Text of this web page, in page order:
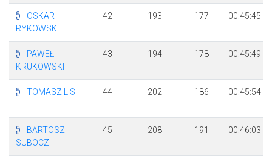
OSKAR
RYKOWSKI
42 193 177 00:45:45
PAWEŁ
KRUKOWSKI
43 194 178 00:45:49
TOMASZ LIS 44 202 186 00:45:54
BARTOSZ
SUBOCZ
45 208 191 00:46:03